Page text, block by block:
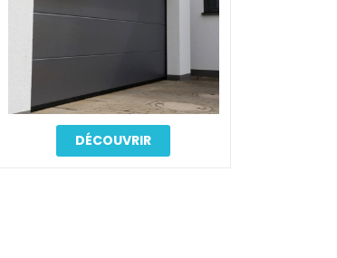
DÉCOUVRIR